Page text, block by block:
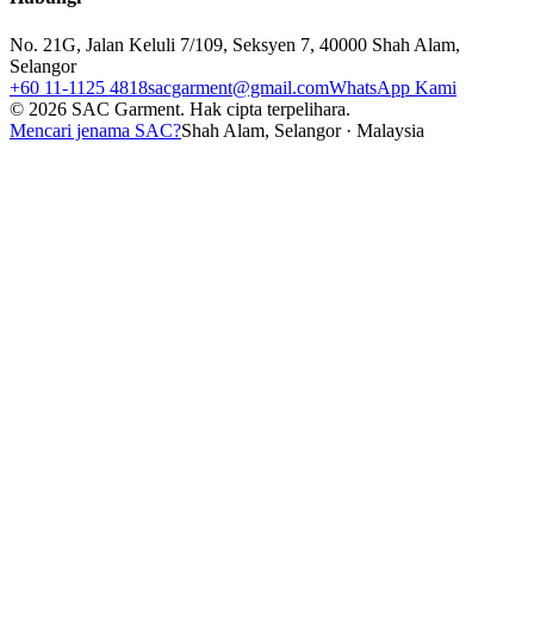
No. 21G, Jalan Keluli 7/109, Seksyen 7, 40000 Shah Alam,
Selangor
+60 11-1125 4818sacgarment@gmail.comWhatsApp Kami
© 2026 SAC Garment. Hak cipta terpelihara.
Mencari jenama SAC?Shah Alam, Selangor · Malaysia